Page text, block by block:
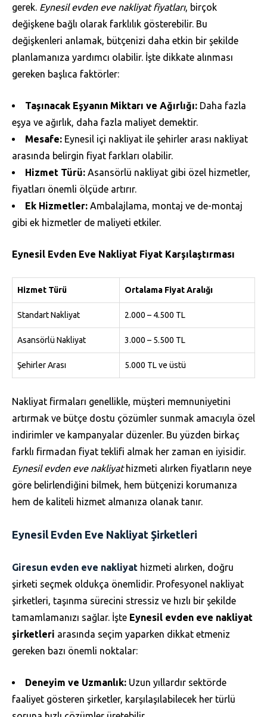
gerek. Eynesil evden eve nakliyat fiyatları, birçok
değişkene bağlı olarak farklılık gösterebilir. Bu
değişkenleri anlamak, bütçenizi daha etkin bir şekilde
planlamanıza yardımcı olabilir. İşte dikkate alınması
gereken başlıca faktörler:
Taşınacak Eşyanın Miktarı ve Ağırlığı: Daha fazla
eşya ve ağırlık, daha fazla maliyet demektir.
Mesafe: Eynesil içi nakliyat ile şehirler arası nakliyat
arasında belirgin fiyat farkları olabilir.
Hizmet Türü: Asansörlü nakliyat gibi özel hizmetler,
fiyatları önemli ölçüde artırır.
Ek Hizmetler: Ambalajlama, montaj ve de-montaj
gibi ek hizmetler de maliyeti etkiler.
Eynesil Evden Eve Nakliyat Fiyat Karşılaştırması
Hizmet Türü Ortalama Fiyat Aralığı
Standart Nakliyat 2.000 – 4.500 TL
Asansörlü Nakliyat 3.000 – 5.500 TL
Şehirler Arası 5.000 TL ve üstü
Nakliyat firmaları genellikle, müşteri memnuniyetini
artırmak ve bütçe dostu çözümler sunmak amacıyla özel
indirimler ve kampanyalar düzenler. Bu yüzden birkaç
farklı firmadan fiyat teklifi almak her zaman en iyisidir.
Eynesil evden eve nakliyathizmeti alırken fiyatların neye
göre belirlendiğini bilmek, hem bütçenizi korumanıza
hem de kaliteli hizmet almanıza olanak tanır.
Eynesil Evden Eve Nakliyat Şirketleri
Giresun evden eve nakliyat hizmeti alırken, doğru
şirketi seçmek oldukça önemlidir. Profesyonel nakliyat
şirketleri, taşınma sürecini stressiz ve hızlı bir şekilde
tamamlamanızı sağlar. İşte Eynesil evden eve nakliyat
şirketleri arasında seçim yaparken dikkat etmeniz
gereken bazı önemli noktalar:
Deneyim ve Uzmanlık: Uzun yıllardır sektörde
faaliyet gösteren şirketler, karşılaşılabilecek her türlü